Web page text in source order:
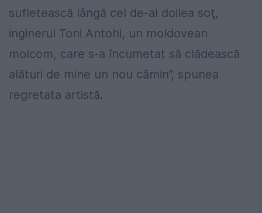
sufletească lângă cel de-al doilea soţ,
inginerul Toni Antohi, un moldovean
molcom, care s-a încumetat să clădească
alături de mine un nou cămin”, spunea
regretata artistă.